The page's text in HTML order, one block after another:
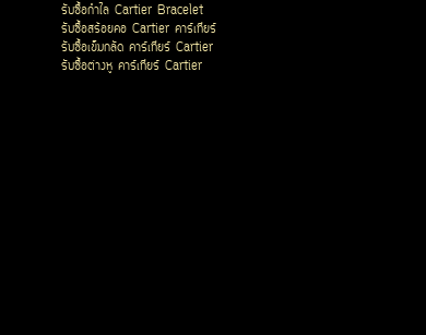
รับซื้อกำไล Cartier Bracelet
รับซื้อสร้อยคอ Cartier คาร์เทียร์
รับซื้อเข็มกลัด คาร์เทียร์ Cartier
รับซื้อต่างหู คาร์เทียร์ Cartier